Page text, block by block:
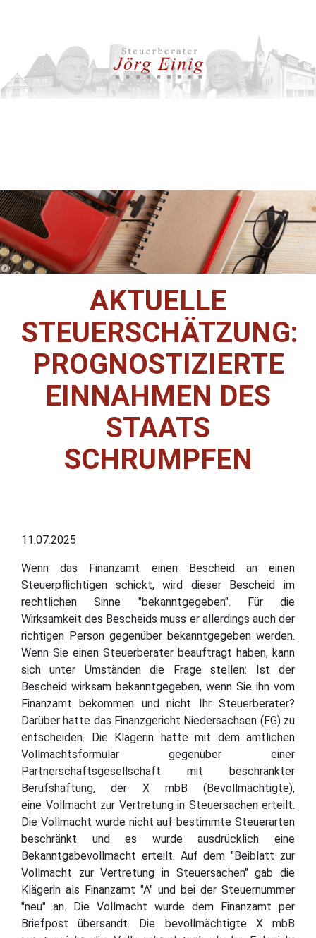
AKTUELLE
STEUERSCHÄTZUNG:
PROGNOSTIZIERTE
EINNAHMEN DES
STAATS
SCHRUMPFEN
11.07.2025
Wenn das Finanzamt einen Bescheid an einen
Steuerpflichtigen schickt, wird dieser Bescheid im
rechtlichen Sinne "bekanntgegeben". Für die
Wirksamkeit des Bescheids muss er allerdings auch der
richtigen Person gegenüber bekanntgegeben werden.
Wenn Sie einen Steuerberater beauftragt haben, kann
sich unter Umständen die Frage stellen: Ist der
Bescheid wirksam bekanntgegeben, wenn Sie ihn vom
Finanzamt bekommen und nicht Ihr Steuerberater?
Darüber hatte das Finanzgericht Niedersachsen (FG) zu
entscheiden. Die Klägerin hatte mit dem amtlichen
Vollmachtsformular gegenüber einer
Partnerschaftsgesellschaft mit beschränkter
Berufshaftung, der X mbB (Bevollmächtigte),
eine Vollmacht zur Vertretung in Steuersachen erteilt.
Die Vollmacht wurde nicht auf bestimmte Steuerarten
beschränkt und es wurde ausdrücklich eine
Bekanntgabevollmacht erteilt. Auf dem "Beiblatt zur
Vollmacht zur Vertretung in Steuersachen" gab die
Klägerin als Finanzamt "A" und bei der Steuernummer
"neu" an. Die Vollmacht wurde dem Finanzamt per
Briefpost übersandt. Die bevollmächtigte X mbB